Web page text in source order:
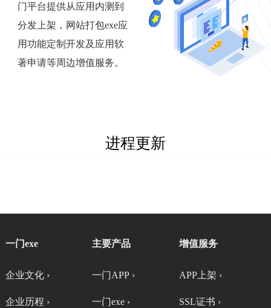
门平台提供从应用内测到
分发上架，网站打包exe应
用功能定制开发及应用软
著申请等周边增值服务。
进程更新
一门exe
企业文化 ›
企业历程 ›
主要产品
一门APP ›
一门exe ›
增值服务
APP上架 ›
SSL证书 ›